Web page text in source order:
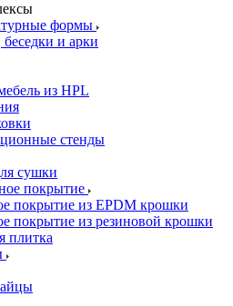
формы
и арки
из HPL
стенды
сушки
покрытие
покрытие из EPDM крошки
покрытие из резиновой крошки
плитка